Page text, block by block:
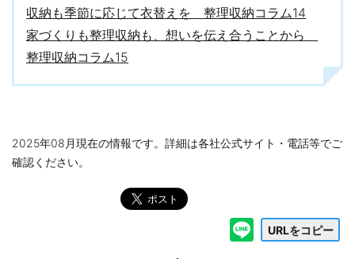
収納も季節に応じて衣替えを 整理収納コラム14
家づくりも整理収納も、想いを伝え合うことから
整理収納コラム15
2025年08月現在の情報です。詳細は各社公式サイト・電話等でご
確認ください。
URLをコピー